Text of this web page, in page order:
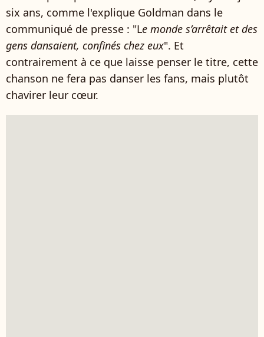
six ans, comme l'explique Goldman dans le
communiqué de presse : "Le monde s’arrêtait et des
gens dansaient, confinés chez eux". Et
contrairement à ce que laisse penser le titre, cette
chanson ne fera pas danser les fans, mais plutôt
chavirer leur cœur.